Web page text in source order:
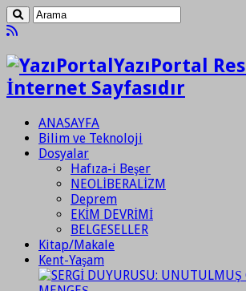
YazıPortal
İnternet Sayfasıdır
ANASAYFA
Bilim ve Teknoloji
Dosyalar
Hafıza-i Beşer
NEOLİBERALİZM
Deprem
EKİM DEVRİMİ
BELGESELLER
Kitap/Makale
Kent-Yaşam